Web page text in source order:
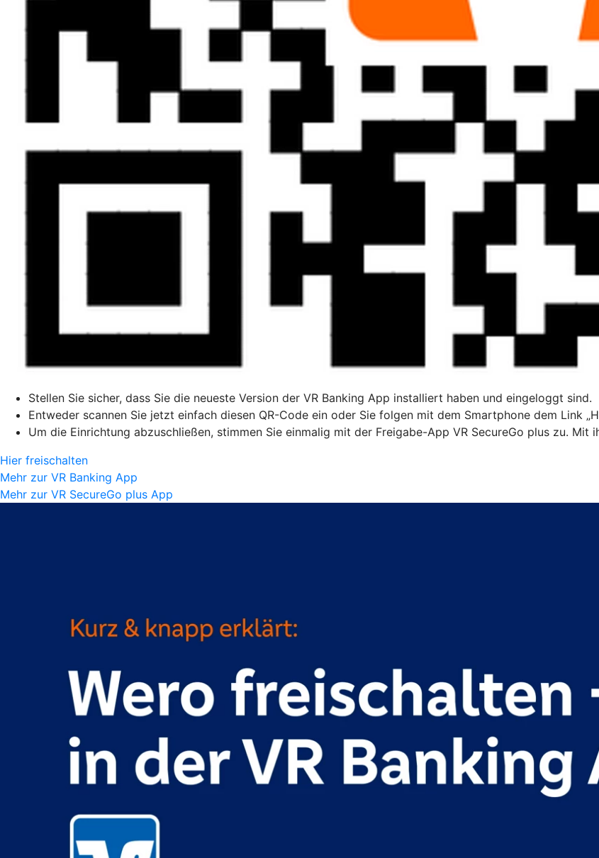
Stellen Sie sicher, dass Sie die neueste Version der VR Banking App installiert haben und eingeloggt sind.
Entweder scannen Sie jetzt einfach diesen QR-Code ein oder Sie folgen mit dem Smartphone dem Link
Um die Einrichtung abzuschließen, stimmen Sie einmalig mit der Freigabe-App VR SecureGo plus zu. Mit
Hier freischalten
Mehr zur VR Banking App
Mehr zur VR SecureGo plus App